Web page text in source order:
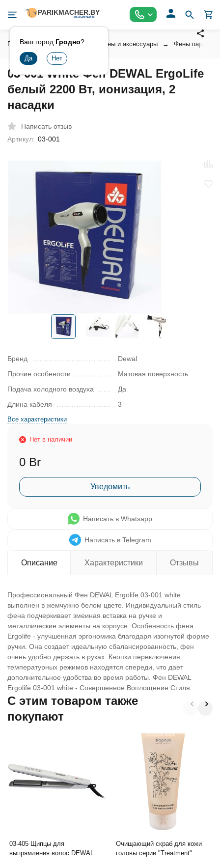
Ваш город Гродно?
Главная Инструмент Фены и аксессуары Фены
03-001 White Фен DEWAL ErgoLife
белый 2200 Вт, ионизация, 2
насадки
Написать отзыв
Артикул: 03-001
Бренд
Dewal
Прочие особености
Матовая поверхность
Подача холодного воздуха
Да
Длина кабеля
3
Все характеристики
Нет в наличии
0 Br
Уведомить
Написать в Whatsapp
Написать в Telegram
Описание Характеристики Отзывы
Профессиональный Фен DEWAL Ergolife 03-001 white
выполнен в жемчужно белом цвете. Индивидуальный стиль
фена подчеркивает змеиная вставка на ручке и
металлические элементы на корпусе. Особенность фена
Ergolife - улучшенная эргономика благодаря изогнутой форме
ручки. Она создает идеальную сбалансированность, фен
очень удобно держать в руках. Кнопки переключения
температурных режимов находятся спереди, что дает
дополнительное удобства во время работы. Фен DEWAL
Ergolife 03-001 white - Совершенное Воплощение Стиля.
C этим товаром также
покупают
03-405 Щипцы для
выпрямления волос DEWAL
Очищающий скраб для кожи
головы серии "Treatment"